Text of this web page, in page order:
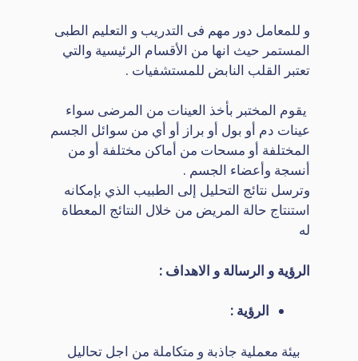
و للمعامل دور مهم فى التدريب و التعليم الطبى
المستمر حيث انها من الأقسام الرئيسية والتي
تعتبر القلب النابض للمستشفيات .
يقوم المختبر بأخذ العينات من المرضى سواء
عينات دم أو بول أو براز أو أي من سوائل الجسم
المختلفة أو مسحات من أماكن مختلفة أو من
أنسجة وأعضاء الجسم .
وترسل نتائج التحليل إلى الطبيب الذي بإمكانه
استنتاج حالة المريض من خلال النتائج المعطاة
له
الرؤية و الرسالة و الاهداف :
الرؤية :
بيئة معملية جاذبة و متكاملة من اجل تحاليل